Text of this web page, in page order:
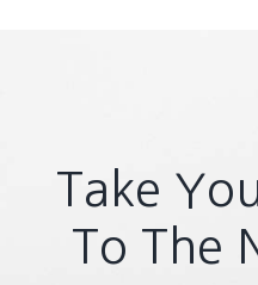
Take
To The